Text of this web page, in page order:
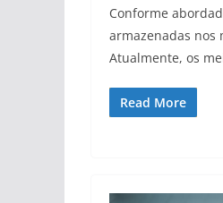
Conforme
armazenadas nos
Atualmente, os
Read More